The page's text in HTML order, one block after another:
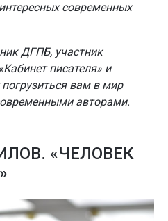
современных
ДГПБ, участник
писателя» и
вам в мир
авторами.
«ЧЕЛОВЕК